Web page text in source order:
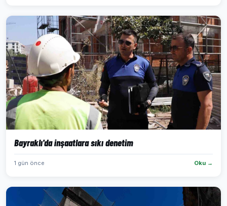
Bayraklı'da inşaatlara sıkı denetim
1 gün önce Oku →